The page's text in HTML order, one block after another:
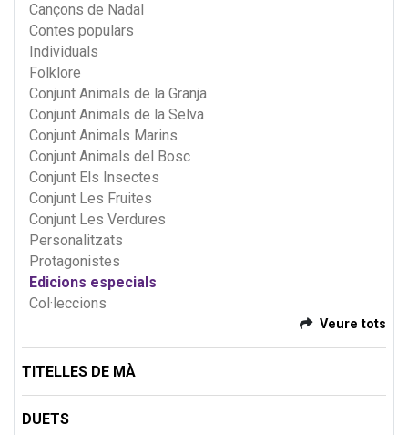
Cançons de Nadal
Contes populars
Individuals
Folklore
Conjunt Animals de la Granja
Conjunt Animals de la Selva
Conjunt Animals Marins
Conjunt Animals del Bosc
Conjunt Els Insectes
Conjunt Les Fruites
Conjunt Les Verdures
Personalitzats
Protagonistes
Edicions especials
Col·leccions
Veure tots
TITELLES DE MÀ
DUETS